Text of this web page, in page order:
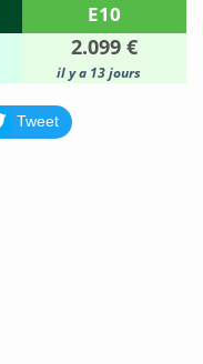
E10
2.099 €
il y a 13 jours
Tweet